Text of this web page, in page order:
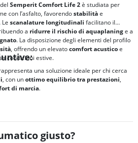
del Semperit Comfort Life 2è studiata per
con l’asfalto, favorendostabilitàe
. Le scanalature longitudinali facilitano il
a ridurre il rischio di aquaplaninge a
. La disposizione degli elementi del profilo
, offrendo un elevatocomfort acusticoe
condizioni estive.
una soluzione ideale per chi cerca
, con unottimoequilibrio tra prestazioni,
di marcia.
giusto?